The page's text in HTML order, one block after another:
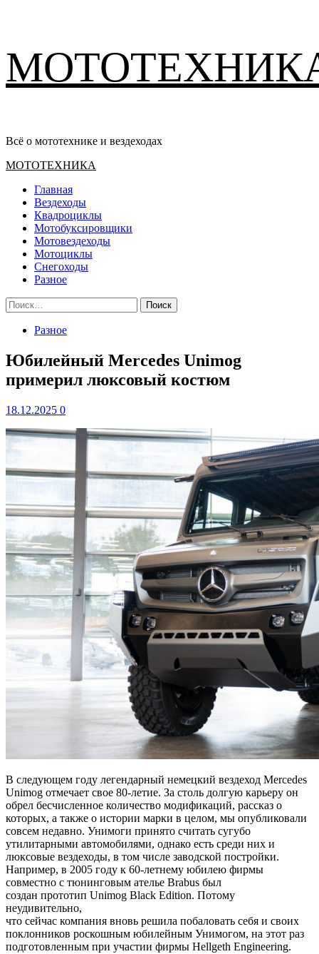
содержимому
Всё о мототехнике и вездеходах
Основное
МОТОТЕХНИКА
Главная
Вездеходы
Квадроциклы
Мотобуксировщики
Мотовездеходы
Мотоциклы
Снегоходы
Разное
Найти:
Разное
Юбилейный Mercedes Unimog
примерил люксовый костюм
18.12.2025 0
В следующем году легендарный немецкий вездеход Mercedes
Unimog отмечает свое 80-летие. За столь долгую карьеру он
обрел бесчисленное количество модификаций, рассказ о
которых, а также о истории марки в целом, мы опубликовали
совсем недавно. Унимоги принято считать сугубо
утилитарными автомобилями, однако есть среди них и
люксовые вездеходы, в том числе заводской постройки.
Например, в 2005 году к 60-летнему юбилею фирмы
совместно с тюнинговым ателье Brabus был
создан прототип Unimog Black Edition. Потому
неудивительно,
что сейчас компания вновь решила побаловать себя и своих
поклонников роскошным юбилейным Унимогом, на этот раз
подготовленным при участии фирмы Hellgeth Engineering.